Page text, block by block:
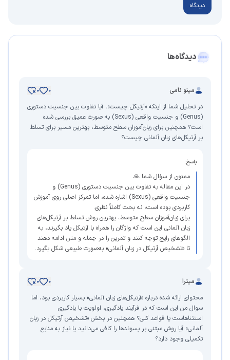
دیدگاه
دیدگاه‌ها
مینو نامی 0
0
در تحلیل شما از اینکه «آرتیکل چیست»، آیا تفاوت بین جنسیت دستوری
(Genus) و جنسیت واقعی (Sexus) به صورت عمیق بررسی شده
است؟ همچنین برای زبان‌آموزان سطح متوسط، بهترین مسیر برای تسلط
بر آرتیکل‌های زبان آلمانی چیست؟
پاسخ:
ممنون از سؤال شما 🙏
در این مقاله به تفاوت بین جنسیت دستوری (Genus) و
جنسیت واقعی (Sexus) اشاره شده، اما تمرکز اصلی روی آموزش
کاربردی بوده است، نه بحث کاملاً نظری.
برای زبان‌آموزان سطح متوسط، بهترین روش تسلط بر آرتیکل‌های
زبان آلمانی این است که واژگان را همراه با آرتیکل یاد بگیرند، به
الگوهای رایج توجه کنند و تمرین را در جمله و متن ادامه دهند
تا «تشخیص آرتیکل در زبان آلمانی» به‌صورت طبیعی شکل بگیرد.
میترا 0
0
محتوای ارائه شده درباره «آرتیکل‌های زبان آلمانی» بسیار کاربردی بود، اما
سوال من این است که در فرآیند یادگیری، اولویت با یادگیری
استثناهاست یا قواعد کلی؟ همچنین در بخش «تشخیص آرتیکل در زبان
آلمانی» آیا روش مبتنی بر پسوندها را کافی می‌دانید یا نیاز به منابع
تکمیلی وجود دارد؟